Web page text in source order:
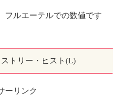
ルエーテルでの数値です
トリー・ヒスト(L)
ーリンク